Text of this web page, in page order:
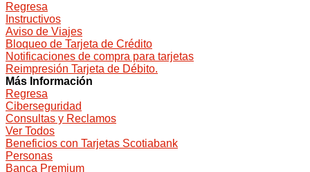
Regresa
Instructivos
Aviso de Viajes
Bloqueo de Tarjeta de Crédito
Notificaciones de compra para tarjetas
Reimpresión Tarjeta de Débito.
Más Información
Regresa
Ciberseguridad
Consultas y Reclamos
Ver Todos
Beneficios con Tarjetas Scotiabank
Personas
Banca Premium